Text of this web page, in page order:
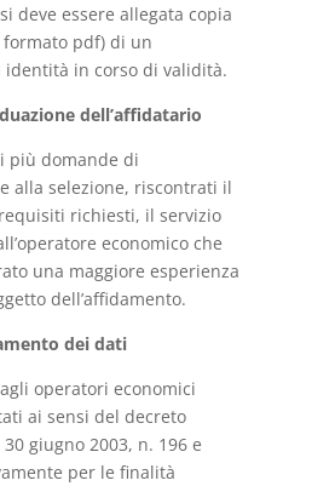
deve essere allegata copia
pdf) di un
identità in corso di validità.
dell’affidatario
più domande di
alla selezione, riscontrati il
richiesti, il servizio
economico che
una maggiore esperienza
dell’affidamento.
dei dati
operatori economici
ai sensi del decreto
giugno 2003, n. 196 e
per le finalità